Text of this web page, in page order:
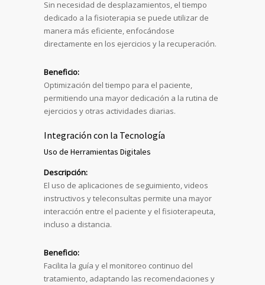
Sin necesidad de desplazamientos, el tiempo
dedicado a la fisioterapia se puede utilizar de
manera más eficiente, enfocándose
directamente en los ejercicios y la recuperación.
Beneficio:
Optimización del tiempo para el paciente,
permitiendo una mayor dedicación a la rutina de
ejercicios y otras actividades diarias.
Integración con la Tecnología
Uso de Herramientas Digitales
Descripción:
El uso de aplicaciones de seguimiento, videos
instructivos y teleconsultas permite una mayor
interacción entre el paciente y el fisioterapeuta,
incluso a distancia.
Beneficio:
Facilita la guía y el monitoreo continuo del
tratamiento, adaptando las recomendaciones y